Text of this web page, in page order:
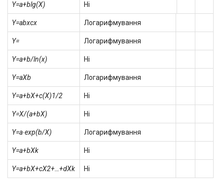
Y=a+blg(X) Нi
Y=abхсх Логарифмування
Y= Логарифмування
Y=a+b/ln(x) Ні
Y=aXb Логарифмування
Y=a+bX+c(X)1/2 Ні
Y=X/(a+bX) Ні
Y=a∙exp(b/X) Логарифмування
Y=a+bXk Ні
Y=а+bX+cX2+…+dXk Ні